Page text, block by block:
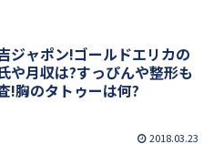
ジャポン!ゴールドエリカの
や月収は?すっぴんや整形も
!胸のタトゥーは何?
2018.03.23